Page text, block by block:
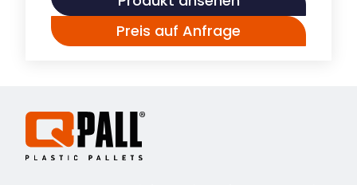
Preis auf Anfrage